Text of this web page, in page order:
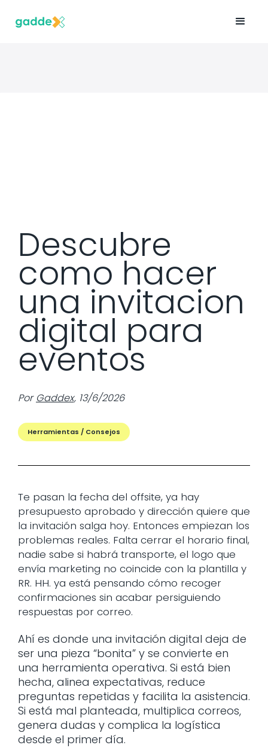
Descubre
como hacer
una invitacion
digital para
eventos
Por Gaddex, 13/6/2026
Herramientas / Consejos
Te pasan la fecha del offsite, ya hay
presupuesto aprobado y dirección quiere que
la invitación salga hoy. Entonces empiezan los
problemas reales. Falta cerrar el horario final,
nadie sabe si habrá transporte, el logo que
envía marketing no coincide con la plantilla y
RR. HH. ya está pensando cómo recoger
confirmaciones sin acabar persiguiendo
respuestas por correo.
Ahí es donde una invitación digital deja de
ser una pieza “bonita” y se convierte en
una herramienta operativa. Si está bien
hecha, alinea expectativas, reduce
preguntas repetidas y facilita la asistencia.
Si está mal planteada, multiplica correos,
genera dudas y complica la logística
desde el primer día.